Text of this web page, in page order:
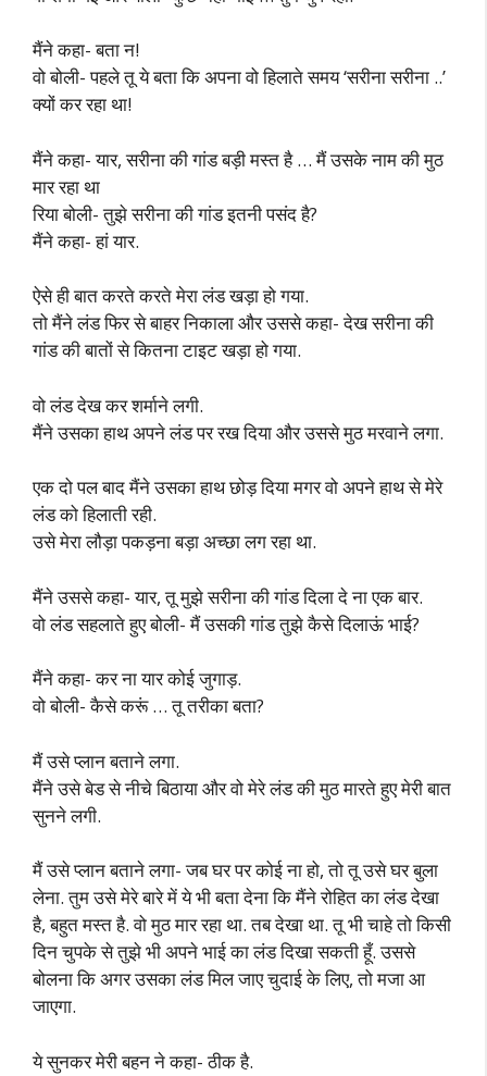
मैंने कहा- बता न!
वो बोली- पहले तू ये बता कि अपना वो हिलाते समय ‘सरीना सरीना ..’
क्यों कर रहा था!
मैंने कहा- यार, सरीना की गांड बड़ी मस्त है … मैं उसके नाम की मुठ
मार रहा था
रिया बोली- तुझे सरीना की गांड इतनी पसंद है?
मैंने कहा- हां यार.
ऐसे ही बात करते करते मेरा लंड खड़ा हो गया.
तो मैंने लंड फिर से बाहर निकाला और उससे कहा- देख सरीना की
गांड की बातों से कितना टाइट खड़ा हो गया.
वो लंड देख कर शर्माने लगी.
मैंने उसका हाथ अपने लंड पर रख दिया और उससे मुठ मरवाने लगा.
एक दो पल बाद मैंने उसका हाथ छोड़ दिया मगर वो अपने हाथ से मेरे
लंड को हिलाती रही.
उसे मेरा लौड़ा पकड़ना बड़ा अच्छा लग रहा था.
मैंने उससे कहा- यार, तू मुझे सरीना की गांड दिला दे ना एक बार.
वो लंड सहलाते हुए बोली- मैं उसकी गांड तुझे कैसे दिलाऊं भाई?
मैंने कहा- कर ना यार कोई जुगाड़.
वो बोली- कैसे करूं … तू तरीका बता?
मैं उसे प्लान बताने लगा.
मैंने उसे बेड से नीचे बिठाया और वो मेरे लंड की मुठ मारते हुए मेरी बात
सुनने लगी.
मैं उसे प्लान बताने लगा- जब घर पर कोई ना हो, तो तू उसे घर बुला
लेना. तुम उसे मेरे बारे में ये भी बता देना कि मैंने रोहित का लंड देखा
है, बहुत मस्त है. वो मुठ मार रहा था. तब देखा था. तू भी चाहे तो किसी
दिन चुपके से तुझे भी अपने भाई का लंड दिखा सकती हूँ. उससे
बोलना कि अगर उसका लंड मिल जाए चुदाई के लिए, तो मजा आ
जाएगा.
ये सुनकर मेरी बहन ने कहा- ठीक है.